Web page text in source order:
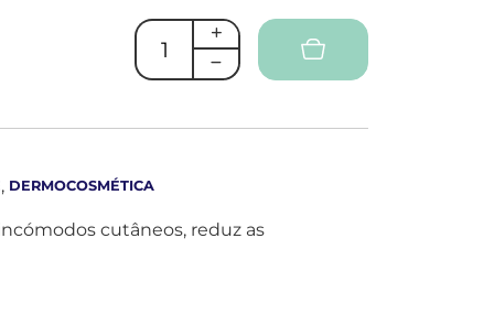
, DERMOCOSMÉTICA
cutâneos, reduz as